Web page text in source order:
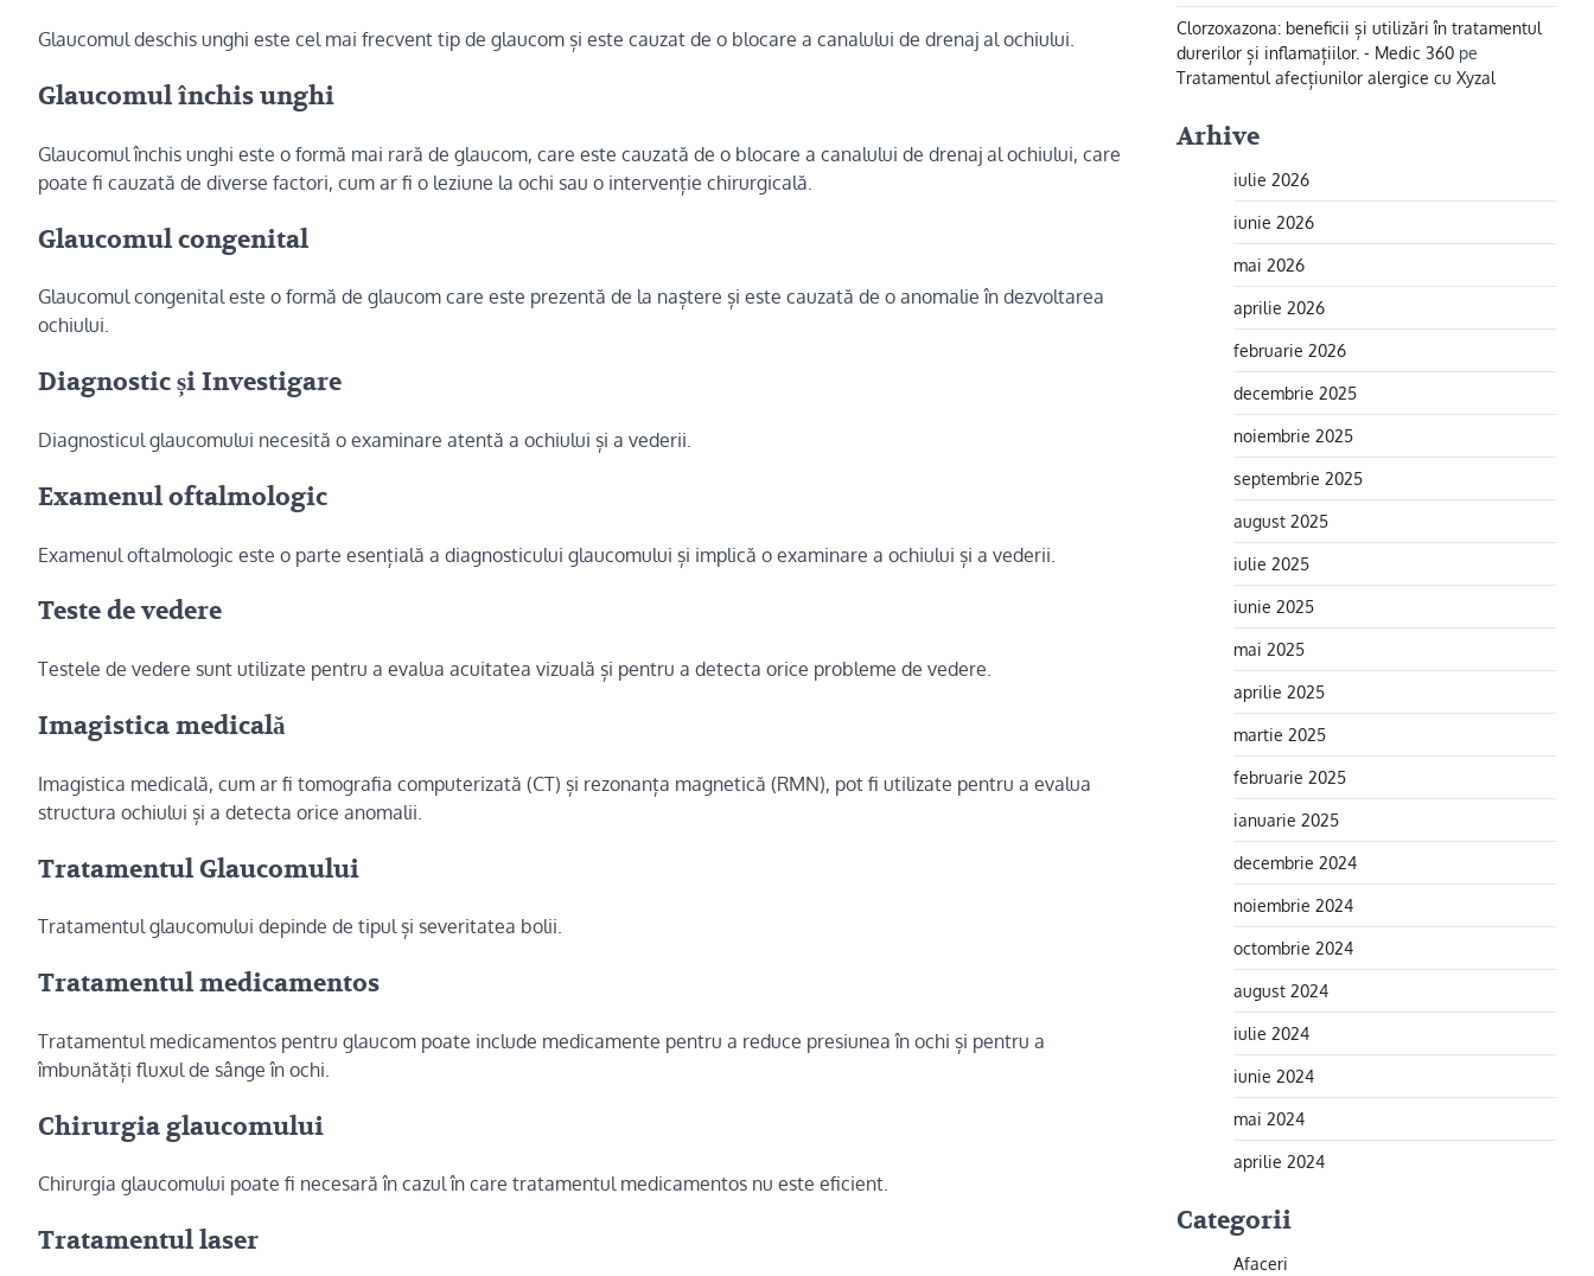
Glaucomul deschis unghi este cel mai frecvent tip de glaucom și este cauzat de o blocare a canalului de drenaj al ochiului.
Glaucomul închis unghi
Glaucomul închis unghi este o formă mai rară de glaucom, care este cauzată de o blocare a canalului de drenaj al ochiului, care
poate fi cauzată de diverse factori, cum ar fi o leziune la ochi sau o intervenție chirurgicală.
Glaucomul congenital
Glaucomul congenital este o formă de glaucom care este prezentă de la naștere și este cauzată de o anomalie în dezvoltarea
ochiului.
Diagnostic și Investigare
Diagnosticul glaucomului necesită o examinare atentă a ochiului și a vederii.
Examenul oftalmologic
Examenul oftalmologic este o parte esențială a diagnosticului glaucomului și implică o examinare a ochiului și a vederii.
Teste de vedere
Testele de vedere sunt utilizate pentru a evalua acuitatea vizuală și pentru a detecta orice probleme de vedere.
Imagistica medicală
Imagistica medicală, cum ar fi tomografia computerizată (CT) și rezonanța magnetică (RMN), pot fi utilizate pentru a evalua
structura ochiului și a detecta orice anomalii.
Tratamentul Glaucomului
Tratamentul glaucomului depinde de tipul și severitatea bolii.
Tratamentul medicamentos
Tratamentul medicamentos pentru glaucom poate include medicamente pentru a reduce presiunea în ochi și pentru a
îmbunătăți fluxul de sânge în ochi.
Chirurgia glaucomului
Chirurgia glaucomului poate fi necesară în cazul în care tratamentul medicamentos nu este eficient.
Tratamentul laser
Clorzoxazona: beneficii și utilizări în tratamentul
durerilor și inflamațiilor. - Medic 360 pe
Tratamentul afecțiunilor alergice cu Xyzal
Arhive
iulie 2026
iunie 2026
mai 2026
aprilie 2026
februarie 2026
decembrie 2025
noiembrie 2025
septembrie 2025
august 2025
iulie 2025
iunie 2025
mai 2025
aprilie 2025
martie 2025
februarie 2025
ianuarie 2025
decembrie 2024
noiembrie 2024
octombrie 2024
august 2024
iulie 2024
iunie 2024
mai 2024
aprilie 2024
Categorii
Afaceri